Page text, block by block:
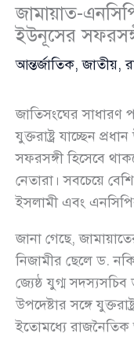
জামায়াত-
ইউনূসের
আন্তর্জাতিক,জাতীয়,
জাতিসংঘের সাধারণ
যুক্তরাষ্ট্র যাচ্ছেন
সফরসঙ্গী হিসেবে
নেতারা। সবচেয়ে
ইসলামী এবং এনসিপির
জানা গেছে,
নিজামীর ছেলে ড.
জ্যেষ্ঠ যুগ্ম
উপদেষ্টার সঙ্গে
ইতোমধ্যে রাজনৈতিক